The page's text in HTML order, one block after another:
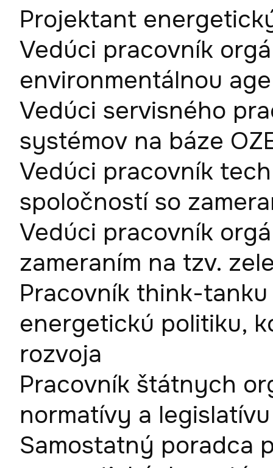
Projektant
Vedúci pracovník
environmentálnou
Vedúci servisného
systémov na báze
Vedúci pracovník
spoločností so
Vedúci pracovník
zameraním na tzv.
Pracovník think-
energetickú politiku,
rozvoja
Pracovník štátnych
normatívy a
Samostatný poradca